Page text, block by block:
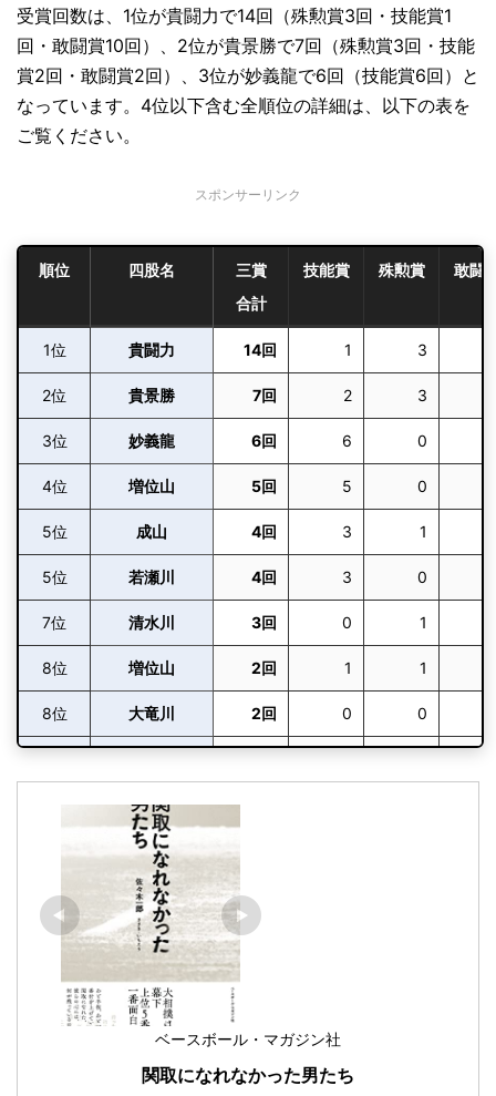
H29.9
(2017)
西前頭5
貴景勝
殊勲賞 [初] 9勝6敗 21歳1
H29.3
(2017)
東前頭13 敢闘賞[初] 11勝4敗 20歳7
技能賞 [5回目]
H24.9 東関脇 技能賞 [4回目] 10勝5敗 25歳11
H24.7
(2012)
東小結
妙義龍
技能賞
東前頭2
妙義龍
技能賞
H24.1 技能賞[初] 9勝6敗 25歳3
H12.3
貴闘力
ダブル
殊勲賞[3回目]
西前頭筆頭
貴闘力
殊勲賞
H8.9 西関脇
貴闘力
敢闘賞[9回目] 11勝4敗 28歳11
H8.7 西小結
貴闘力
敢闘賞
H8.1 東前頭筆頭
貴闘力
敢闘賞
H6.7 西小結 敢闘賞
受賞回数は、1位が貴闘力で14回（殊勲賞3回・技能賞1
回・敢闘賞10回）、2位が貴景勝で7回（殊勲賞3回・技能
賞2回・敢闘賞2回）、3位が妙義龍で6回（技能賞6回）と
なっています。4位以下含む全順位の詳細は、以下の表を
ご覧ください。
スポンサーリンク
順位 四股名
三賞
合計
技能賞 殊勲賞 敢闘
1位 貴闘力 14回 1 3
2位 貴景勝 7回 2 3
3位 妙義龍 6回 6 0
4位 増位山 5回 5 0
5位 成山 4回 3 1
5位 若瀬川 4回 3 0
7位 清水川 3回 0 1
8位 増位山 2回 1 1
8位 大竜川 2回 0 0
闘竜
播竜山
11位 照強
ベースボール・マガジン社
関取になれなかった男たち